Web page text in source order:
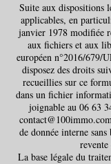
Suite aux dispositions
applicables, en
janvier 1978 modifiée
aux fichiers et aux
européen n°2016/679/
disposez des droits
recueillies sur ce
dans un fichier
joignable au 06 63
de donnée interne
​La base légale du